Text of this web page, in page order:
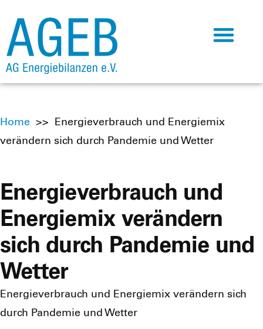
Home >> Energieverbrauch und Energiemix
verändern sich durch Pandemie und Wetter
Energieverbrauch und
Energiemix verändern
sich durch Pandemie und
Wetter
Energieverbrauch und Energiemix verändern sich
durch Pandemie und Wetter